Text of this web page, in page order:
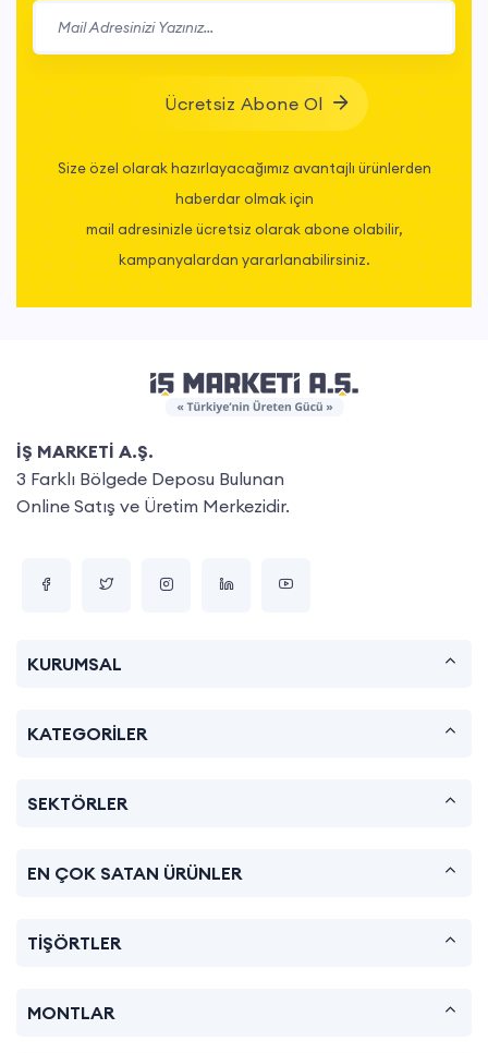
Ücretsiz Abone Ol
Size özel olarak hazırlayacağımız avantajlı ürünlerden
haberdar olmak için
mail adresinizle ücretsiz olarak abone olabilir,
kampanyalardan yararlanabilirsiniz.
İŞ MARKETİ A.Ş.
3 Farklı Bölgede Deposu Bulunan
Online Satış ve Üretim Merkezidir.
KURUMSAL
KATEGORİLER
SEKTÖRLER
EN ÇOK SATAN ÜRÜNLER
TİŞÖRTLER
MONTLAR